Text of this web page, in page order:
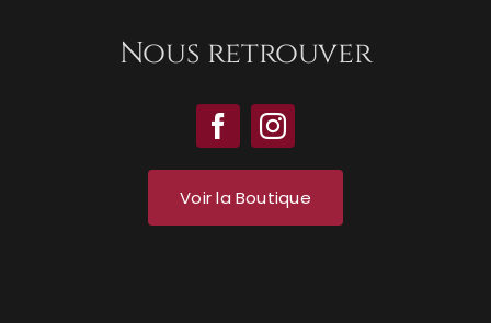
Nous retrouver
Voir la Boutique